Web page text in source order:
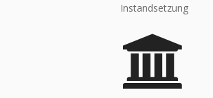
Instandsetzung